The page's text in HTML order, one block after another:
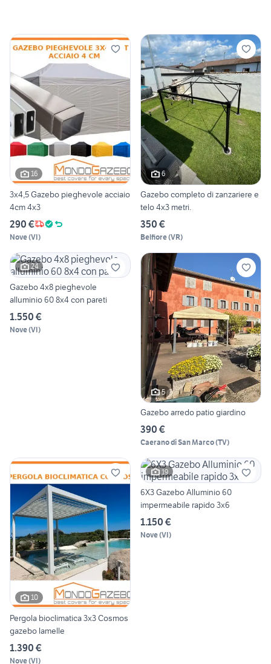
16
3x4,5 Gazebo pieghevole acciaio
4cm 4x3
290 €
Nove(VI)
6
Gazebo completo di zanzariere e
telo 4x3 metri.
350 €
Belfiore(VR)
24
Gazebo 4x8 pieghevole
alluminio 60 8x4 con pareti
1.550 €
Nove(VI)
5
Gazebo arredo patio giardino
390 €
Caerano di San Marco(TV)
10
Pergola bioclimatica 3x3 Cosmos
gazebo lamelle
1.390 €
Nove(VI)
19
6X3 Gazebo Alluminio 60
impermeabile rapido 3x6
1.150 €
Nove(VI)